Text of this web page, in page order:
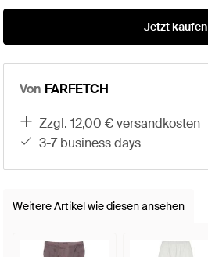
Jetzt kaufen
Von FARFETCH
zzgl. 12,00 € versandkosten
3-7 business days
Weitere Artikel wie diesen ansehen